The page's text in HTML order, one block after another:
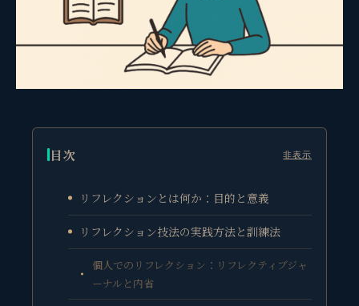
目次 非表示
リフレクションとは何か：目的と意義
リフレクション技法の実践方法と訓練法
個人でのリフレクション：リフレクティブジャ
ーナルと内省